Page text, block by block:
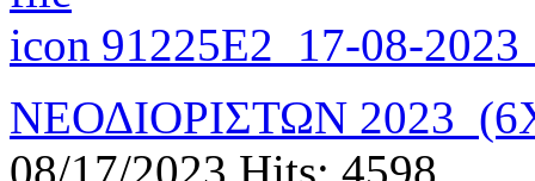
91225Ε2_17-08-
ΝΕΟΔΙΟΡΙΣΤΩΝ